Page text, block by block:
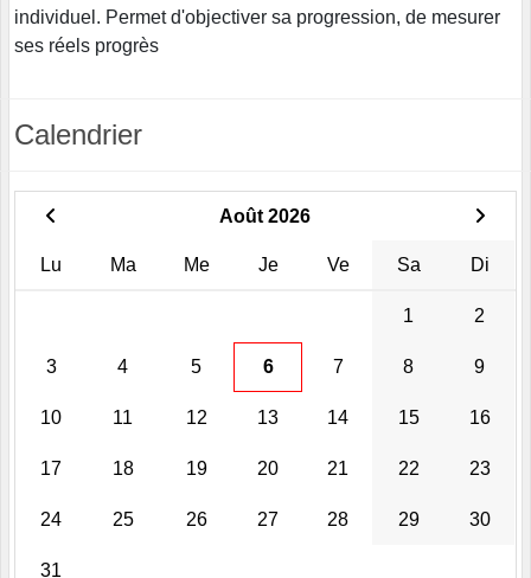
individuel. Permet d'objectiver sa progression, de mesurer
ses réels progrès
Calendrier
Août 2026
Lu Ma Me Je Ve Sa Di
1 2
3 4 5 6 7 8 9
10 11 12 13 14 15 16
17 18 19 20 21 22 23
24 25 26 27 28 29 30
31